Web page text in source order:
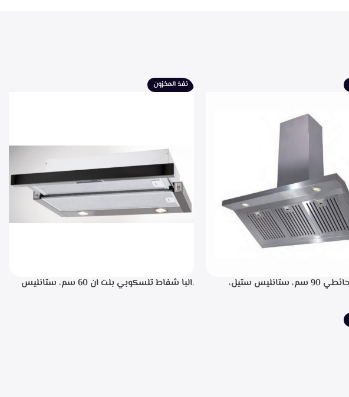
.البا شفاط حائطي 90 سم، ستانليس ستيل،
نفذ المخزون
.البا شفاط تلسكوبي بلت ان 60 سم، ستانليس